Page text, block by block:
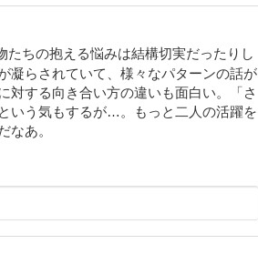
ちの抱える悩みは結構切実だったりし
凝らされていて、様々なパターンの話が
対する向き合い方の違いも面白い。「さ
いう気もするが…。もっと二人の活躍を
なあ。